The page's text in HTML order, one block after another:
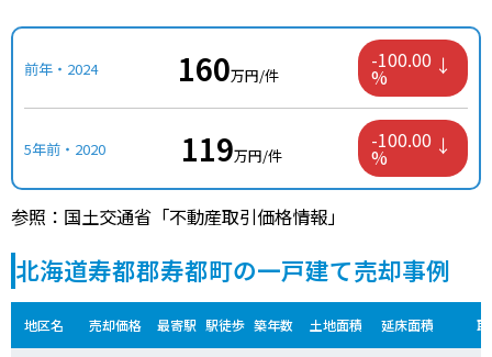
前年・2024 160万円/件
-100.00
%
5年前・2020 119万円/件
-100.00
%
参照：国土交通省「不動産取引価格情報」
北海道寿都郡寿都町の一戸建て売却事例
地区名 売却価格 最寄駅 駅徒歩 築年数 土地面積 延床面積